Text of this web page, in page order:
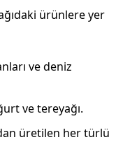
ürünlere yer
ve deniz
ve tereyağı.
üretilen her türlü